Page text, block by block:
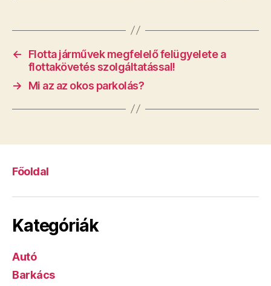
←
Flotta járművek megfelelő felügyelete a
flottakövetés szolgáltatással!
→
Mi az az okos parkolás?
Főoldal
Kategóriák
Autó
Barkács